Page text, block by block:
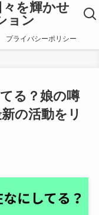
を輝かせ
ョン
プライバシーポリシー
る？娘の噂
の活動をリ